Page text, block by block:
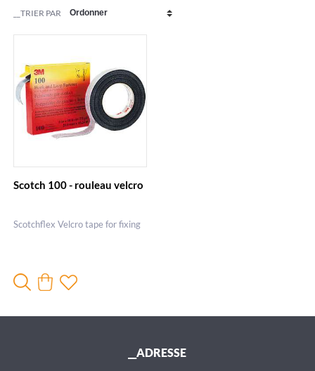
__TRIER PAR
Scotch 100 - rouleau velcro
Scotchflex Velcro tape for fixing
__ADRESSE